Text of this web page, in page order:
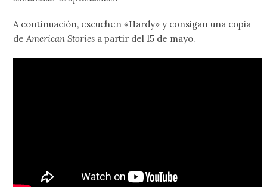
A continuación, escuchen «Hardy» y consigan una copia
deAmerican Stories a partir del 15 de mayo.